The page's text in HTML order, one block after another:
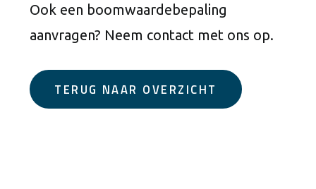
Ook een boomwaardebepaling
aanvragen? Neem contact met ons op.
TERUG NAAR OVERZICHT